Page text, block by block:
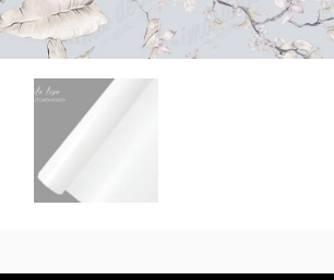
NECESITAS MÀS